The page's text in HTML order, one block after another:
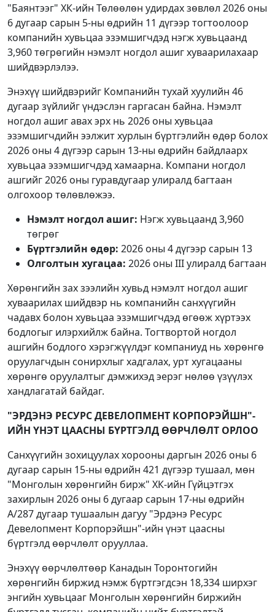
"Баянтээг" ХК-ийн Төлөөлөн удирдах зөвлөл 2026 оны
6 дугаар сарын 5-ны өдрийн 11 дүгээр тогтоолоор
компанийн хувьцаа эзэмшигчдэд нэгж хувьцаанд
3,960 төгрөгийн нэмэлт ногдол ашиг хуваарилахаар
шийдвэрлэлээ.
Энэхүү шийдвэрийг Компанийн тухай хуулийн 46
дугаар зүйлийг үндэслэн гаргасан байна. Нэмэлт
ногдол ашиг авах эрх нь 2026 оны хувьцаа
эзэмшигчдийн ээлжит хурлын бүртгэлийн өдөр болох
2026 оны 4 дүгээр сарын 13-ны өдрийн байдлаарх
хувьцаа эзэмшигчдэд хамаарна. Компани ногдол
ашгийг 2026 оны гуравдугаар улиралд багтаан
олгохоор төлөвлөжээ.
Нэмэлт ногдол ашиг: Нэгж хувьцаанд 3,960
төгрөг
Бүртгэлийн өдөр: 2026 оны 4 дүгээр сарын 13
Олголтын хугацаа: 2026 оны III улиралд багтаан
Хөрөнгийн зах зээлийн хувьд нэмэлт ногдол ашиг
хуваарилах шийдвэр нь компанийн санхүүгийн
чадавх болон хувьцаа эзэмшигчдэд өгөөж хүртээх
бодлогыг илэрхийлж байна. Тогтвортой ногдол
ашгийн бодлого хэрэгжүүлдэг компаниуд нь хөрөнгө
оруулагчдын сонирхлыг хадгалах, урт хугацааны
хөрөнгө оруулалтыг дэмжихэд эерэг нөлөө үзүүлэх
хандлагатай байдаг.
"ЭРДЭНЭ РЕСУРС ДЕВЕЛОПМЕНТ КОРПОРЭЙШН"-
ИЙН ҮНЭТ ЦААСНЫ БҮРТГЭЛД ӨӨРЧЛӨЛТ ОРЛОО
Санхүүгийн зохицуулах хорооны даргын 2026 оны 6
дугаар сарын 15-ны өдрийн 421 дүгээр тушаал, мөн
"Монголын хөрөнгийн бирж" ХК-ийн Гүйцэтгэх
захирлын 2026 оны 6 дугаар сарын 17-ны өдрийн
А/287 дугаар тушаалын дагуу "Эрдэнэ Ресурс
Девелопмент Корпорэйшн"-ийн үнэт цаасны
бүртгэлд өөрчлөлт орууллаа.
Энэхүү өөрчлөлтөөр Канадын Торонтогийн
хөрөнгийн биржид нэмж бүртгэгдсэн 18,334 ширхэг
энгийн хувьцааг Монголын хөрөнгийн биржийн